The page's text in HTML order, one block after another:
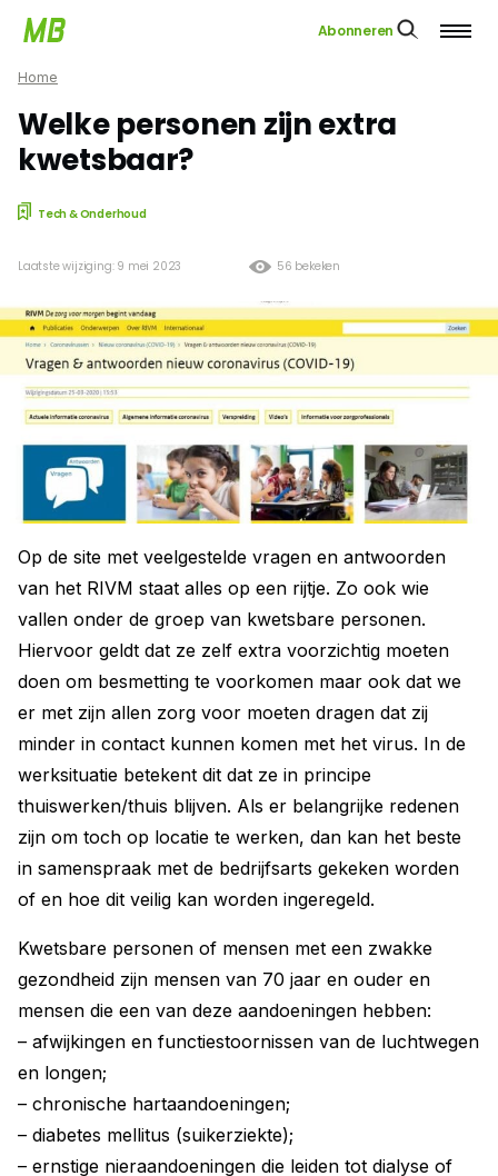
Abonneren
Home
Welke personen zijn extra
kwetsbaar?
Tech & Onderhoud
56 bekeken
Laatste wijziging: 9 mei 2023
Op de site met veelgestelde vragen en antwoorden
van het RIVM staat alles op een rijtje. Zo ook wie
vallen onder de groep van kwetsbare personen.
Hiervoor geldt dat ze zelf extra voorzichtig moeten
doen om besmetting te voorkomen maar ook dat we
er met zijn allen zorg voor moeten dragen dat zij
minder in contact kunnen komen met het virus. In de
werksituatie betekent dit dat ze in principe
thuiswerken/thuis blijven. Als er belangrijke redenen
zijn om toch op locatie te werken, dan kan het beste
in samenspraak met de bedrijfsarts gekeken worden
of en hoe dit veilig kan worden ingeregeld.
Kwetsbare personen of mensen met een zwakke
gezondheid zijn mensen van 70 jaar en ouder en
mensen die een van deze aandoeningen hebben:
– afwijkingen en functiestoornissen van de luchtwegen
en longen;
– chronische hartaandoeningen;
– diabetes mellitus (suikerziekte);
– ernstige nieraandoeningen die leiden tot dialyse of